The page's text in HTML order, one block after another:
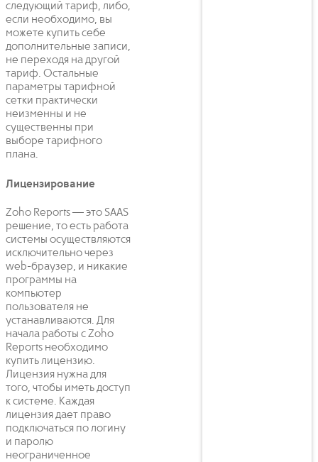
следующий тариф, либо,
если необходимо, вы
можете купить себе
дополнительные записи,
не переходя на другой
тариф. Остальные
параметры тарифной
сетки практически
неизменны и не
существенны при
выборе тарифного
плана.
Лицензирование
Zoho Reports — это SAAS
решение, то есть работа
системы осуществляются
исключительно через
web-браузер, и никакие
программы на
компьютер
пользователя не
устанавливаются. Для
начала работы с Zoho
Reports необходимо
купить лицензию.
Лицензия нужна для
того, чтобы иметь доступ
к системе. Каждая
лицензия дает право
подключаться по логину
и паролю
неограниченное